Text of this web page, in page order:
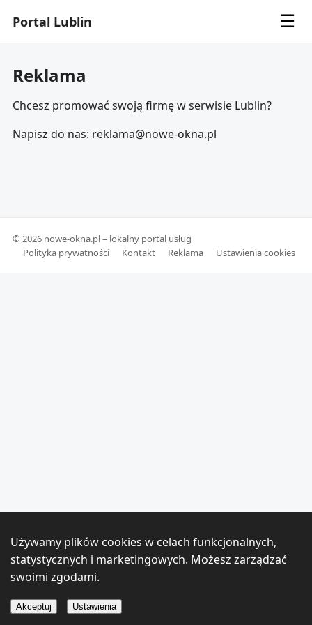
Portal Lublin ☰
Reklama
Chcesz promować swoją firmę w serwisie Lublin?
Napisz do nas: reklama@nowe-okna.pl
© 2026 nowe-okna.pl – lokalny portal usług
Polityka prywatności
Kontakt Reklama Ustawienia cookies
Używamy plików cookies w celach funkcjonalnych,
statystycznych i marketingowych. Możesz zarządzać
swoimi zgodami.
Akceptuj Ustawienia